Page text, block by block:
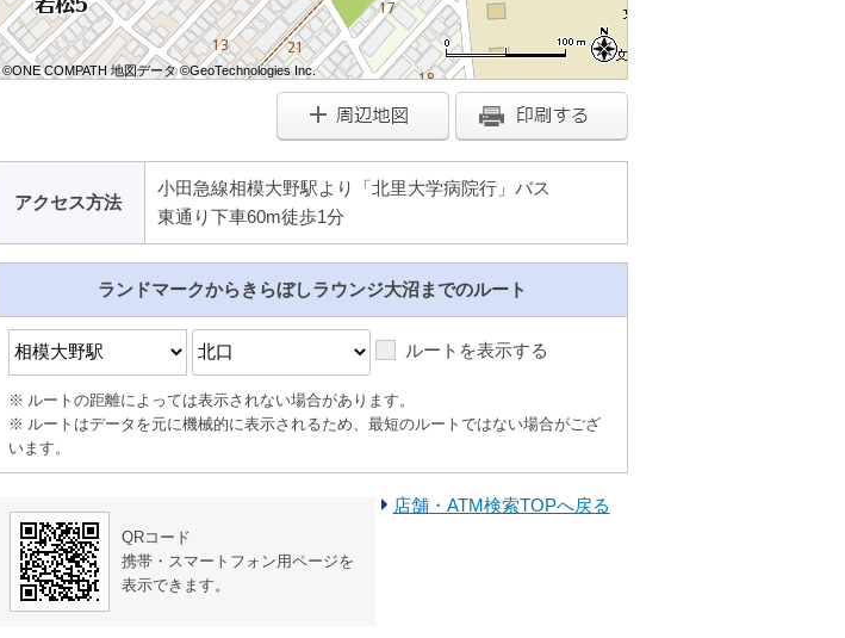
©ONE COMPATH 地図データ ©GeoTechnologies Inc.
©ONE COMPATH 地図データ ©GeoTechnologies Inc.
©ONE COMPATH 地図データ ©GeoTechnologies Inc.
©ONE COMPATH 地図データ ©GeoTechnologies Inc.
©ONE COMPATH 地図データ ©GeoTechnologies Inc.
©ONE COMPATH 地図データ ©GeoTechnologies Inc.
©ONE COMPATH 地図データ ©GeoTechnologies Inc.
©ONE COMPATH 地図データ ©GeoTechnologies Inc.
©ONE COMPATH 地図データ ©GeoTechnologies Inc.
アクセス方法
小田急線相模大野駅より「北里大学病院行」バス
東通り下車60m徒歩1分
ランドマークからきらぼしラウンジ大沼までのルート
ルートを表示する
ルートの距離によっては表示されない場合があります。
ルートはデータを元に機械的に表示されるため、最短のルートではない場合がござ
います。
QRコード
携帯・スマートフォン用ページを
表示できます。
店舗・ATM検索TOPへ戻る